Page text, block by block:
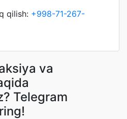
qilish: +998-71-267-
va
Telegram